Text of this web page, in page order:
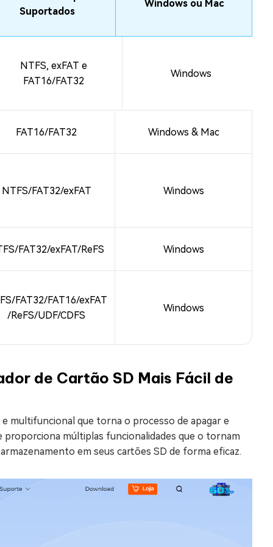
Suportados
Windows ou Mac
NTFS, exFAT e
FAT16/FAT32
Windows
FAT16/FAT32 Windows & Mac
NTFS/FAT32/exFAT Windows
FAT32/exFAT/ReFS Windows
FAT32/FAT16/exFAT
/ReFS/UDF/CDFS
Windows
de Cartão SD Mais Fácil de
multifuncional que torna o processo de apagar e
proporciona múltiplas funcionalidades que o tornam
em seus cartões SD de forma eficaz.